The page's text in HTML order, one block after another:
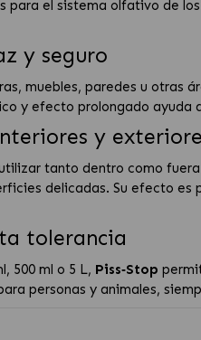
para el sistema olfativo de
y seguro
muebles, paredes u otras
y efecto prolongado ayuda
y
tanto dentro como
delicadas. Su efecto
tolerancia
500 ml o 5 L, Piss‑Stop
personas y animales,